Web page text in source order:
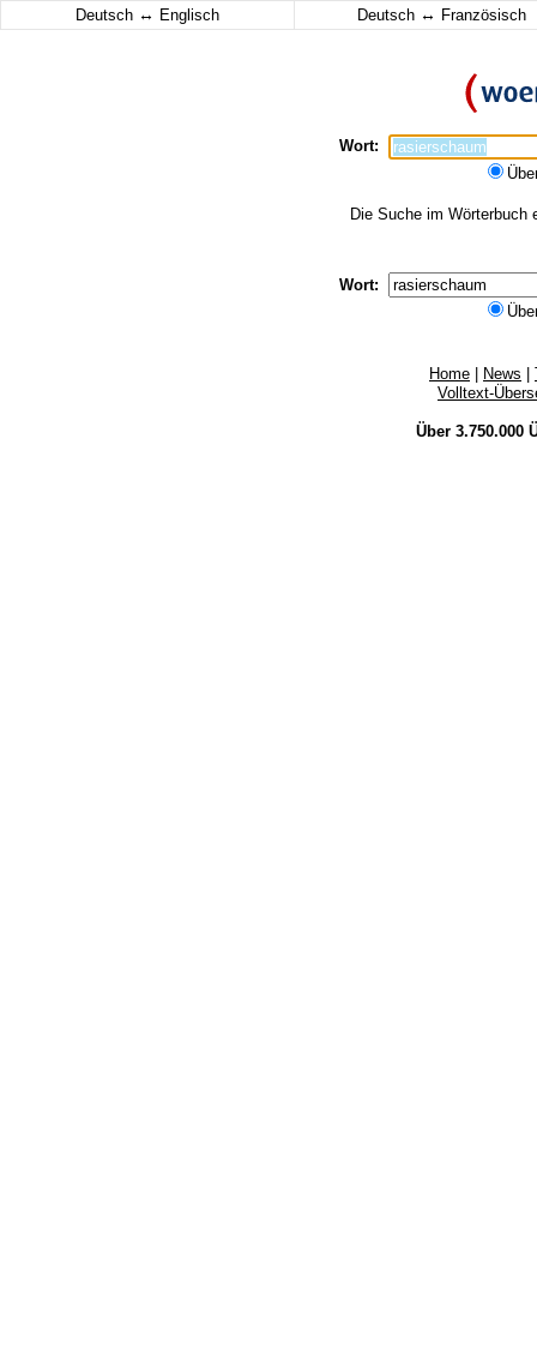
Deutsch ↔ Englisch Deutsch ↔ Französisch
Wort:
Die Suche im Wörterbuch
Wort:
Home News
Volltext-
Über 3.750.000